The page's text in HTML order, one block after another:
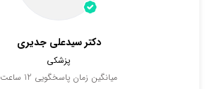
دکتر سیدعلی جدیری
پزشکی
میانگین زمان پاسخگویی 12 ساعت